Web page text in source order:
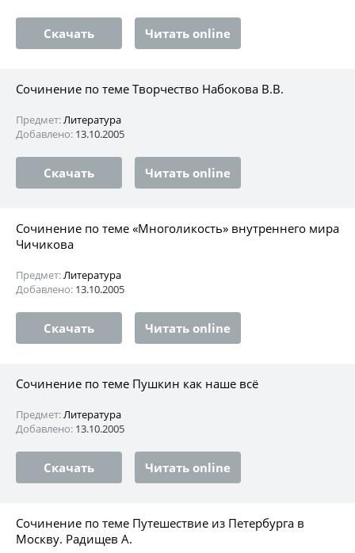
Скачать Читать online
Сочинение по теме Творчество Набокова В.В.
Предмет:Литература
Добавлено: 13.10.2005
Скачать Читать online
Сочинение по теме «Многоликость» внутреннего мира
Чичикова
Предмет:Литература
Добавлено: 13.10.2005
Скачать Читать online
Сочинение по теме Пушкин как наше всё
Предмет:Литература
Добавлено: 13.10.2005
Скачать Читать online
Сочинение по теме Путешествие из Петербурга в
Москву. Радищев А.